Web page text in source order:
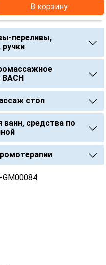
В корзину
переливы,
ручки
стоп
средства по
GM00084